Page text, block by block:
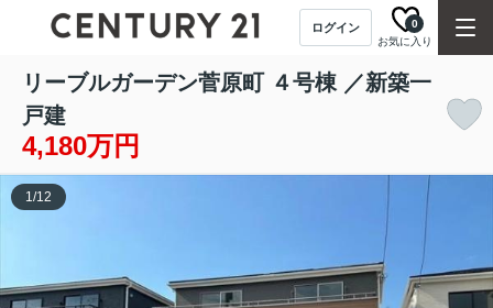
ログイン
お気に入り
0
リーブルガーデン菅原町 ４号棟 ／新築一
戸建
4,180万円
1/12